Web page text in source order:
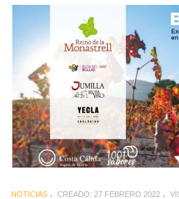
NOTICIAS CREADO: 27 FEBRERO 2022